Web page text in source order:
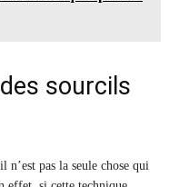
sourcils
pas la seule chose qui